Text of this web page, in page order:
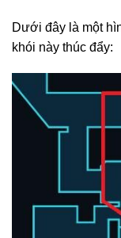
Dưới đây là một
khói này thúc đẩy: